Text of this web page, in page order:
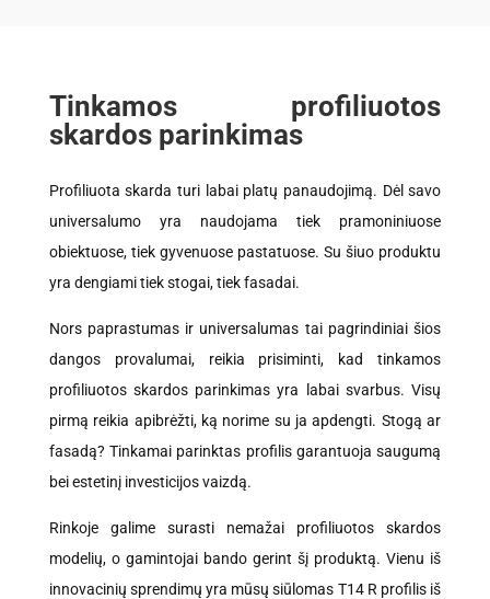
Tinkamos profiliuotos
skardos parinkimas
Profiliuota skarda turi labai platų panaudojimą. Dėl savo
universalumo yra naudojama tiek pramoniniuose
obiektuose, tiek gyvenuose pastatuose. Su šiuo produktu
yra dengiami tiek stogai, tiek fasadai.
Nors paprastumas ir universalumas tai pagrindiniai šios
dangos provalumai, reikia prisiminti, kad tinkamos
profiliuotos skardos parinkimas yra labai svarbus. Visų
pirmą reikia apibrėžti, ką norime su ja apdengti. Stogą ar
fasadą? Tinkamai parinktas profilis garantuoja saugumą
bei estetinį investicijos vaizdą.
Rinkoje galime surasti nemažai profiliuotos skardos
modelių, o gamintojai bando gerint šį produktą. Vienu iš
innovacinių sprendimų yra mūsų siūlomas T14 R profilis iš